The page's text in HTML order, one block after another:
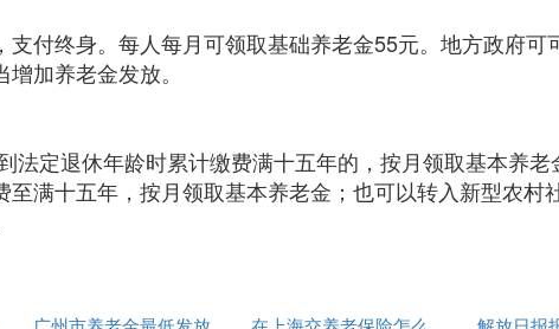
付终身。每人每月可领取基础养老金55元。地方政府可
加养老金发放。
法定退休年龄时累计缴费满十五年的，按月领取基本养老
满十五年，按月领取基本养老金；也可以转入新型农村